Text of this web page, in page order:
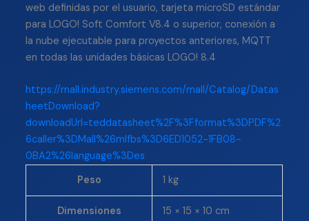
web definidas por el usuario, tarjeta microSD estándar
para LOGO! Soft Comfort V8.4 o superior, conexión a
la nube ejecutable para proyectos anteriores, MQTT
en todas las unidades básicas LOGO! 8.4
https://mall.industry.siemens.com/mall/Catalog/Datas
heetDownload?
downloadUrl=teddatasheet%2F%3Fformat%3DPDF%2
6caller%3DMall%26mlfbs%3D6ED1052-1FB08-
0BA2%26language%3Des
Peso
1 kg
Dimensiones 15 × 15 × 10 cm